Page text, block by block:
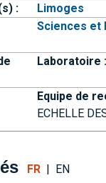
:
Limoges
Sciences et
Laboratoire :
Equipe de
ECHELLE
FR| EN